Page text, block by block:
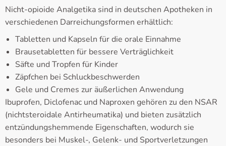
Nicht-opioide Analgetika sind in deutschen Apotheken in
verschiedenen Darreichungsformen erhältlich:
Tabletten und Kapseln für die orale Einnahme
Brausetabletten für bessere Verträglichkeit
Säfte und Tropfen für Kinder
Zäpfchen bei Schluckbeschwerden
Gele und Cremes zur äußerlichen Anwendung
Ibuprofen, Diclofenac und Naproxen gehören zu den NSAR
(nichtsteroidale Antirheumatika) und bieten zusätzlich
entzündungshemmende Eigenschaften, wodurch sie
besonders bei Muskel-, Gelenk- und Sportverletzungen